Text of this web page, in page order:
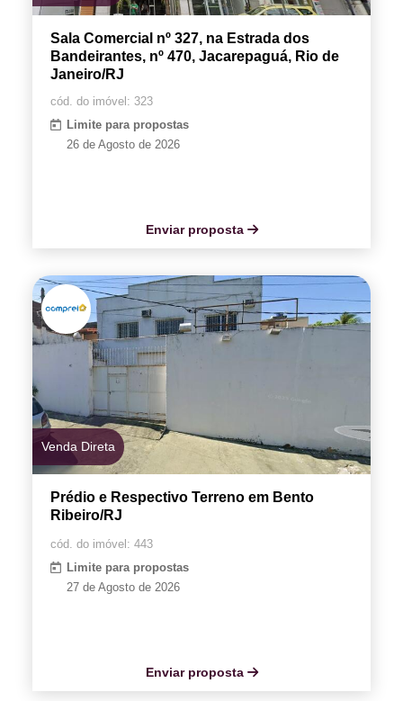
Sala Comercial nº 327, na Estrada dos
Bandeirantes, nº 470, Jacarepaguá, Rio de
Janeiro/RJ
cód. do imóvel: 323
Limite para propostas
26 de Agosto de 2026
Enviar proposta
Venda Direta
Prédio e Respectivo Terreno em Bento
Ribeiro/RJ
cód. do imóvel: 443
Limite para propostas
27 de Agosto de 2026
Enviar proposta